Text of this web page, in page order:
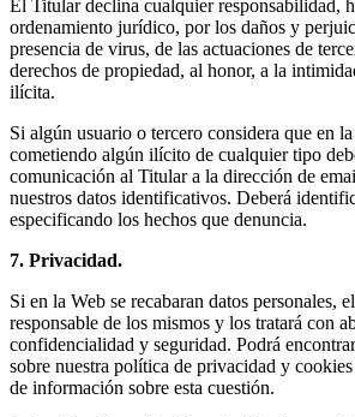
El Titular declina cualquier responsabilidad,
ordenamiento jurídico, por los daños y
presencia de virus, de las actuaciones de
derechos de propiedad, al honor, a la
ilícita.
Si algún usuario o tercero considera que en la
cometiendo algún ilícito de cualquier tipo
comunicación al Titular a la dirección de
nuestros datos identificativos. Deberá
especificando los hechos que denuncia.
7. Privacidad.
Si en la Web se recabaran datos personales,
responsable de los mismos y los tratará con
confidencialidad y seguridad. Podrá
sobre nuestra política de privacidad y
de información sobre esta cuestión.